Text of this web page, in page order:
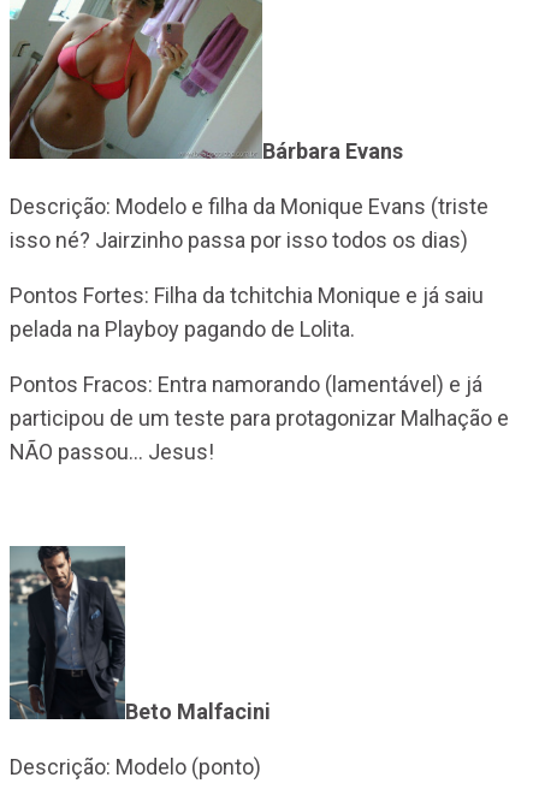
Bárbara Evans
Descrição: Modelo e filha da Monique Evans (triste
isso né? Jairzinho passa por isso todos os dias)
Pontos Fortes: Filha da tchitchia Monique e já saiu
pelada na Playboy pagando de Lolita.
Pontos Fracos: Entra namorando (lamentável) e já
participou de um teste para protagonizar Malhação e
NÃO passou… Jesus!
Beto Malfacini
Descrição: Modelo (ponto)